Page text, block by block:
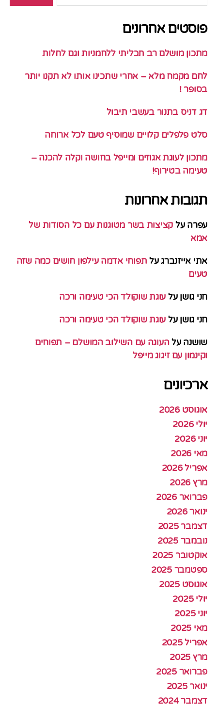
פוסטים אחרונים
מתכון מושלם רב תכליתי ללחמניות וגם לחלות
לחם מקמח מלא – אחרי שתכינו אותו לא תקנו יותר
בסופר !
דג דניס בתנור בעשבי תיבול
סלט פלפלים קלויים שמוסיף טעם לכל ארוחה
מתכון לעוגת אגוזים ומייפל בחושה וקלה להכנה –
טעימה בטירוף!
תגובות אחרונות
עפרה על קציצות בשר מטוגנות עם כל הסודות של
אמא
אתי אייזנברגעל תפוחי אדמה עילפון חושים כמה שזה
טעים
חני גושן על עוגת שוקולד הכי טעימה ורכה
חני גושן על עוגת שוקולד הכי טעימה ורכה
שושנה עלהעוגה עם השילוב המושלם – תפוחים
וקינמון עם זיגוג מייפל
ארכיונים
אוגוסט 2026
יולי 2026
יוני 2026
מאי 2026
אפריל 2026
מרץ 2026
פברואר 2026
ינואר 2026
דצמבר 2025
נובמבר 2025
אוקטובר 2025
ספטמבר 2025
אוגוסט 2025
יולי 2025
יוני 2025
מאי 2025
אפריל 2025
מרץ 2025
פברואר 2025
ינואר 2025
דצמבר 2024